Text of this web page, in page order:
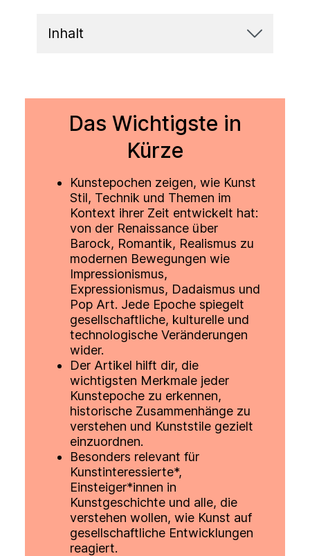
Inhalt
Das Wichtigste in
Kürze
Kunstepochen zeigen, wie Kunst
Stil, Technik und Themen im
Kontext ihrer Zeit entwickelt hat:
von der Renaissance über
Barock, Romantik, Realismus zu
modernen Bewegungen wie
Impressionismus,
Expressionismus, Dadaismus und
Pop Art. Jede Epoche spiegelt
gesellschaftliche, kulturelle und
technologische Veränderungen
wider.
Der Artikel hilft dir, die
wichtigsten Merkmale jeder
Kunstepoche zu erkennen,
historische Zusammenhänge zu
verstehen und Kunststile gezielt
einzuordnen.
Besonders relevant für
Kunstinteressierte*,
Einsteiger*innen in
Kunstgeschichte und alle, die
verstehen wollen, wie Kunst auf
gesellschaftliche Entwicklungen
reagiert.